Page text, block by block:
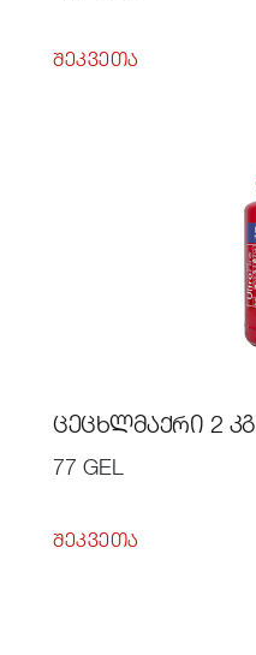
ᲨᲔᲙᲕᲔᲗᲐ
ᲪᲔᲪᲮᲚᲛᲐᲥᲠᲘ 2 ᲙᲒ
77 GEL
ᲨᲔᲙᲕᲔᲗᲐ